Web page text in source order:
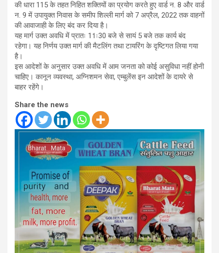
की धारा 115 के तहत निहित शक्तियों का प्रयोग करते हुए वार्ड न. 8 और वार्ड
न. 9 में उपायुक्त निवास के समीप शिल्ली मार्ग को 7 अप्रैल, 2022 तक वाहनों
की आवाजाही के लिए बंद कर दिया है।
यह मार्ग उक्त अवधि में प्रातः 11ः30 बजे से सायं 5 बजे तक कार्य बंद
रहेगा। यह निर्णय उक्त मार्ग की मैटलिंग तथा टायरिंग के दृष्टिगत लिया गया
है।
इस आदेशों के अनुसार उक्त अवधि में आम जनता को कोई असुविधा नहीं होनी
चाहिए। कानून व्यवस्था, अग्निशमन सेवा, एम्बुलेंस इन आदेशों के दायरे से
बाहर रहेंगे।
Share the news